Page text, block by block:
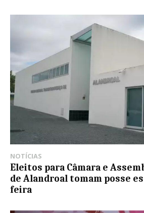
NOTÍCIAS
Eleitos para Câmara e
de Alandroal tomam posse
feira